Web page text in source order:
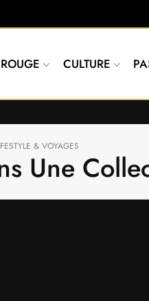
CULTURE
& VOYAGES
Une